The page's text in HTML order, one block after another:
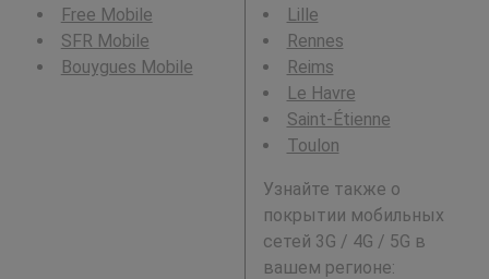
Free Mobile
SFR Mobile
Bouygues Mobile
Lille
Rennes
Reims
Le Havre
Saint-Étienne
Toulon
Узнайте также о
покрытии мобильных
сетей 3G / 4G / 5G в
вашем регионе: